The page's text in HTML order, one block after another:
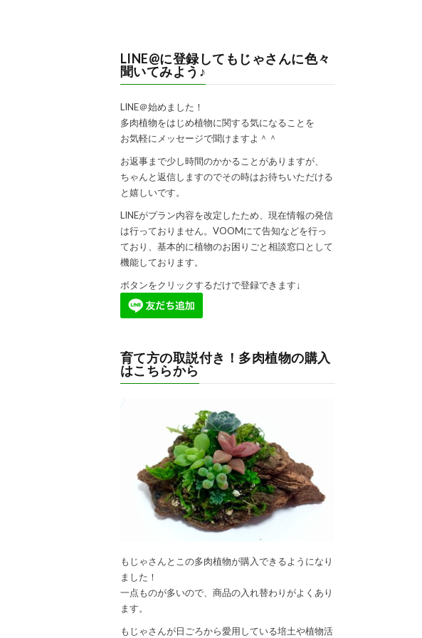
LINE@に登録してもじゃさんに色々
聞いてみよう♪
LINE＠始めました！
多肉植物をはじめ植物に関する気になることを
お気軽にメッセージで聞けますよ＾＾
お返事まで少し時間のかかることがありますが、
ちゃんと返信しますのでその時はお待ちいただける
と嬉しいです。
LINEがプラン内容を改定したため、現在情報の発信
は行っておりません。VOOMにて告知などを行っ
ており、基本的に植物のお困りごと相談窓口として
機能しております。
ボタンをクリックするだけで登録できます↓
育て方の取説付き！多肉植物の購入
はこちらから
もじゃさんとこの多肉植物が購入できるようになり
ました！
一点ものが多いので、商品の入れ替わりがよくあり
ます。
もじゃさんが日ごろから愛用している培土や植物活